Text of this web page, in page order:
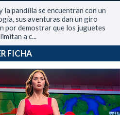
la pandilla se encuentran con un
sus aventuras dan un giro
por demostrar que los juguetes
a c...
FICHA